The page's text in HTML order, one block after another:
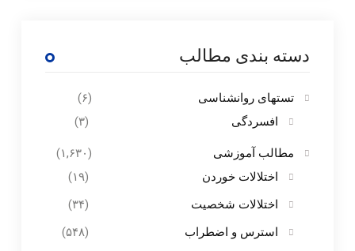
دسته بندی مطالب
تستهای روانشناسی
(۶)
افسردگی
(۳)
مطالب آموزشی
(۱,۶۳۰)
اختلالات خوردن
(۱۹)
اختلالات شخصیت
(۳۴)
استرس و اضطراب
(۵۴۸)